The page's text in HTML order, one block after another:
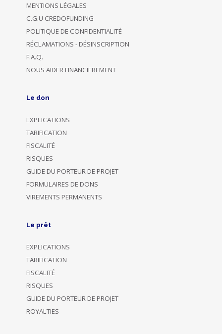
MENTIONS LÉGALES
C.G.U CREDOFUNDING
POLITIQUE DE CONFIDENTIALITÉ
RÉCLAMATIONS - DÉSINSCRIPTION
F.A.Q.
NOUS AIDER FINANCIEREMENT
Le don
EXPLICATIONS
TARIFICATION
FISCALITÉ
RISQUES
GUIDE DU PORTEUR DE PROJET
FORMULAIRES DE DONS
VIREMENTS PERMANENTS
Le prêt
EXPLICATIONS
TARIFICATION
FISCALITÉ
RISQUES
GUIDE DU PORTEUR DE PROJET
ROYALTIES